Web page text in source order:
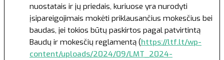
nuostatais ir jų priedais, kuriuose yra nurodyti
įsipareigojimais mokėti priklausančius mokesčius bei
baudas, jei tokios būtų paskirtos pagal patvirtintą
Baudų ir mokesčių reglamentą (https://ltf.lt/wp-
content/uploads/2024/09/LMT_2024-